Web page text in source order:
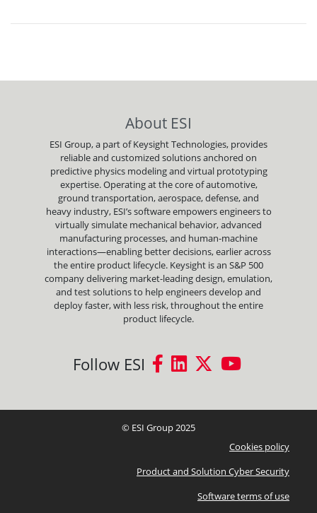
About ESI
ESI Group, a part of Keysight Technologies, provides
reliable and customized solutions anchored on
predictive physics modeling and virtual prototyping
expertise. Operating at the core of automotive,
ground transportation, aerospace, defense, and
heavy industry, ESI’s software empowers engineers to
virtually simulate mechanical behavior, advanced
manufacturing processes, and human-machine
interactions—enabling better decisions, earlier across
the entire product lifecycle. Keysight is an S&P 500
company delivering market-leading design, emulation,
and test solutions to help engineers develop and
deploy faster, with less risk, throughout the entire
product lifecycle.
Follow ESI
© ESI Group 2025
Cookies policy
Product and Solution Cyber Security
Software terms of use